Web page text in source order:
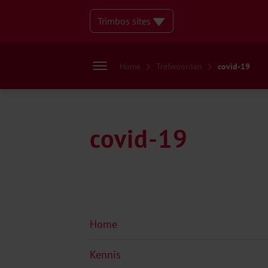
Trimbos sites
Home Trefwoorden covid-19
covid-19
Home
Kennis